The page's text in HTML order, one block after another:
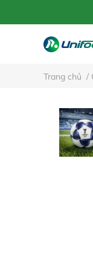
Trang chủ /